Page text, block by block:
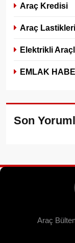
Araç Kredisi
Araç Lastikleri
Elektrikli
EMLAK
Son
Araç